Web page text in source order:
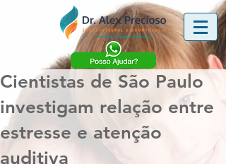
Cientistas de São Paulo
investigam relação entre
estresse e atenção
auditiva